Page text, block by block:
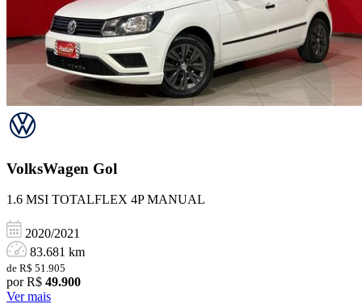
VolksWagen Gol
1.6 MSI TOTALFLEX 4P MANUAL
2020/2021
83.681 km
de R$ 51.905
por R$ 49.900
Ver mais